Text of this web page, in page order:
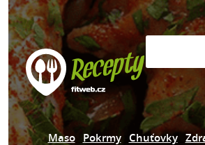
Maso Pokrmy Chuťovky